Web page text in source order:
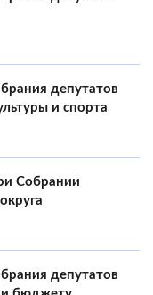
депутатов
и спорта
Собрании
депутатов